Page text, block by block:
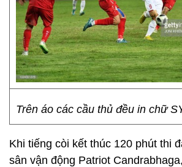
Trên áo các cầu thủ đều in chữ
Khi tiếng còi kết thúc 120 phút thi
sân vận động Patriot